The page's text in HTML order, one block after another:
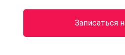
Записаться